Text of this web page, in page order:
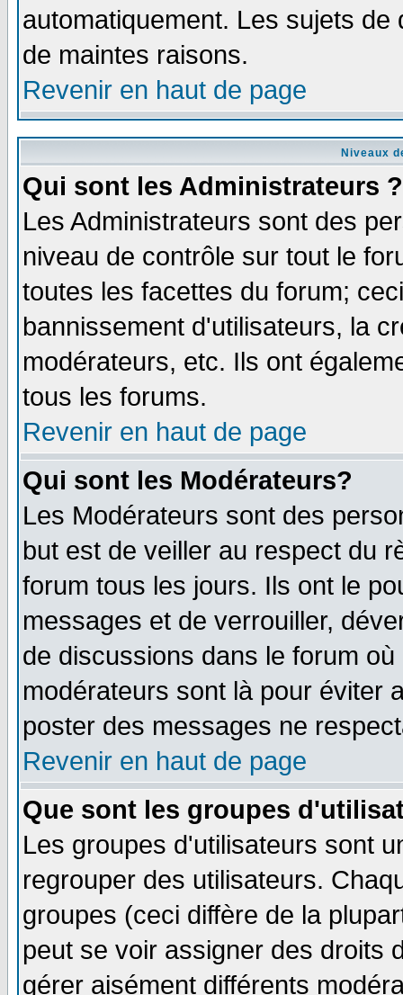
automatiquement. Les sujets
de maintes raisons.
Revenir en haut de page
Niveaux
Qui sont les Administrateurs ?
Les Administrateurs sont des
niveau de contrôle sur tout le
toutes les facettes du forum;
bannissement d'utilisateurs, la
modérateurs, etc. Ils ont
tous les forums.
Revenir en haut de page
Qui sont les Modérateurs?
Les Modérateurs sont des
but est de veiller au respect du
forum tous les jours. Ils ont le
messages et de verrouiller,
de discussions dans le forum
modérateurs sont là pour éviter
poster des messages ne
Revenir en haut de page
Que sont les groupes
Les groupes d'utilisateurs sont
regrouper des utilisateurs.
groupes (ceci diffère de la
peut se voir assigner des droits
gérer aisément différents